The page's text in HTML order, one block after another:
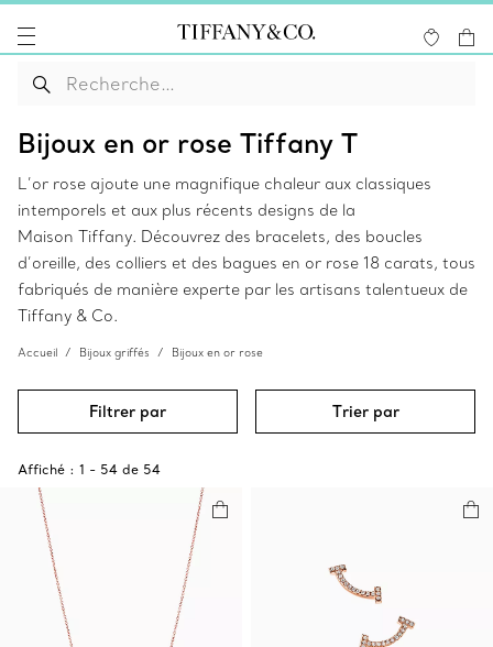
Bijoux en or rose Tiffany T
L’or rose ajoute une magnifique chaleur aux classiques
intemporels et aux plus récents designs de la
Maison Tiffany. Découvrez des bracelets, des boucles
d’oreille, des colliers et des bagues en or rose 18 carats, tous
fabriqués de manière experte par les artisans talentueux de
Tiffany & Co.
Accueil Bijoux griffés Bijoux en or rose
Filtrer par Trier par
Affiché : 1 - 54 de 54